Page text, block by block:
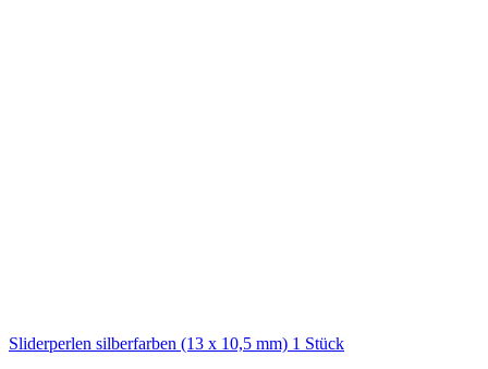
Sliderperlen silberfarben (13 x 10,5 mm) 1 Stück